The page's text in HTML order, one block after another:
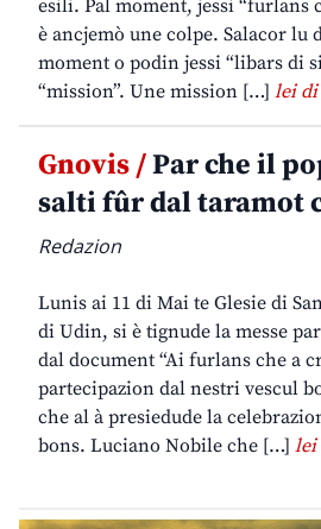
esili. Pal moment, jessi “furlans
è ancjemò une colpe. Salacor lu
moment o podin jessi “libars di
“mission”. Une mission […] lei di
Gnovis /Par che il
salti fûr dal taramot
Redazion
Lunis ai 11 di Mai te Glesie di
di Udin, si è tignude la messe
dal document “Ai furlans che a
partecipazion dal nestri vescul
che al à presiedude la
bons. Luciano Nobile che […] lei